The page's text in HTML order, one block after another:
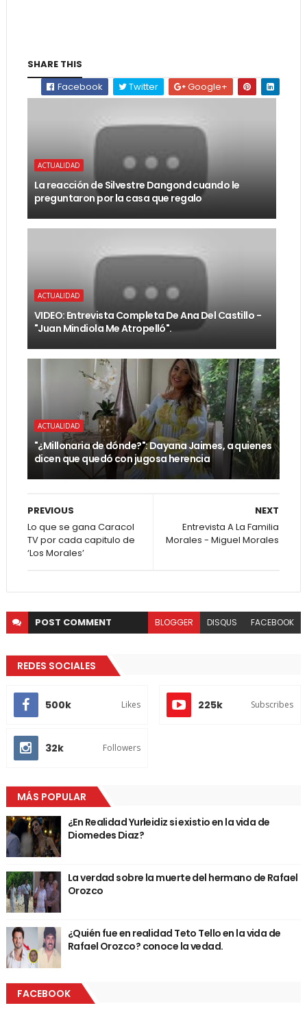
SHARE THIS
Facebook
Twitter Google+
ACTUALIDAD
La reacción de Silvestre Dangond cuando le
preguntaron por la casa que regalo
ACTUALIDAD
VIDEO: Entrevista Completa De Ana Del Castillo -
"Juan Mindiola Me Atropelló".
ACTUALIDAD
"¿Millonaria de dónde?": Dayana Jaimes, a quienes
dicen que quedó con jugosa herencia
NEXT
Entrevista A La Familia
Morales - Miguel Morales
PREVIOUS
Lo que se gana Caracol
TV por cada capitulo de
‘Los Morales’
POST COMMENT BLOGGER DISQUS FACEBOOK
REDES SOCIALES
500k Likes 225k Subscribes
32k Followers
MÁS POPULAR
¿En Realidad Yurleidiz si existio en la vida de
Diomedes Diaz?
La verdad sobre la muerte del hermano de Rafael
Orozco
¿Quién fue en realidad Teto Tello en la vida de
Rafael Orozco? conoce la vedad.
FACEBOOK